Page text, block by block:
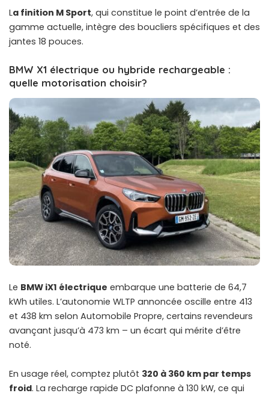
La finition M Sport, qui constitue le point d’entrée de la
gamme actuelle, intègre des boucliers spécifiques et des
jantes 18 pouces.
BMW X1 électrique ou hybride rechargeable :
quelle motorisation choisir?
Le BMW iX1 électrique embarque une batterie de 64,7
kWh utiles. L’autonomie WLTP annoncée oscille entre 413
et 438 km selon Automobile Propre, certains revendeurs
avançant jusqu’à 473 km – un écart qui mérite d’être
noté.
En usage réel, comptez plutôt 320 à 360 km par temps
froid. La recharge rapide DC plafonne à 130 kW, ce qui